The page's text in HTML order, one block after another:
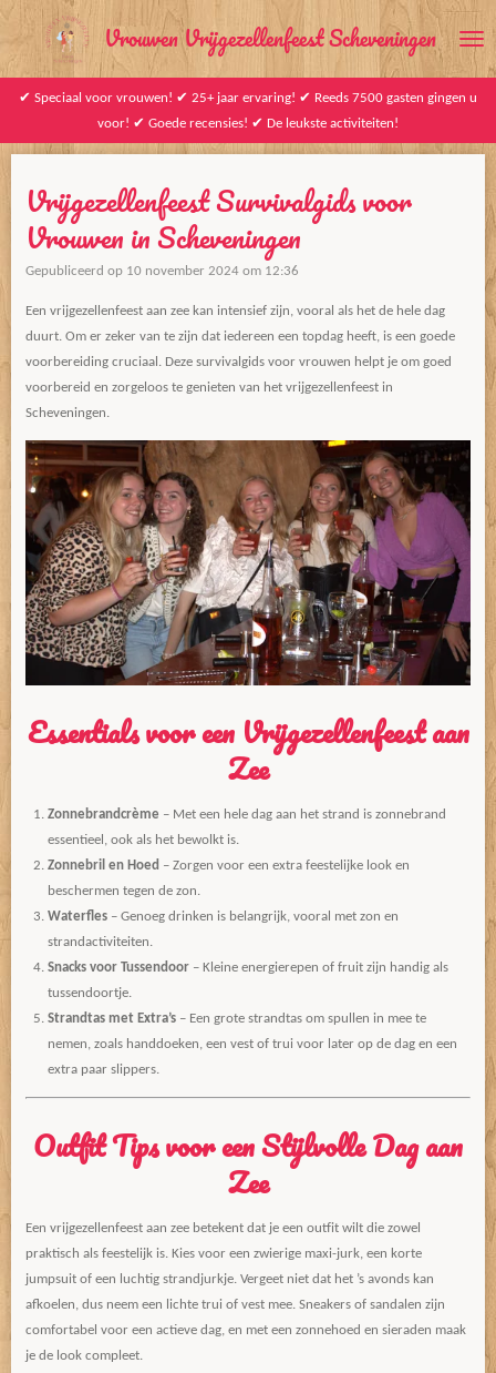
direct
naar
de
hoofdinhoud
Vrouwen Vrijgezellenfeest Scheveningen
✔ Speciaal voor vrouwen! ✔ 25+ jaar ervaring! ✔ Reeds 7500 gasten gingen u
voor! ✔ Goede recensies! ✔ De leukste activiteiten!
Vrijgezellenfeest Survivalgids voor
Vrouwen in Scheveningen
Gepubliceerd op 10 november 2024 om 12:36
Een vrijgezellenfeest aan zee kan intensief zijn, vooral als het de hele dag
duurt. Om er zeker van te zijn dat iedereen een topdag heeft, is een goede
voorbereiding cruciaal. Deze survivalgids voor vrouwen helpt je om goed
voorbereid en zorgeloos te genieten van het vrijgezellenfeest in
Scheveningen.
Essentials voor een Vrijgezellenfeest aan
Zee
Zonnebrandcrème – Met een hele dag aan het strand is zonnebrand
essentieel, ook als het bewolkt is.
Zonnebril en Hoed – Zorgen voor een extra feestelijke look en
beschermen tegen de zon.
Waterfles– Genoeg drinken is belangrijk, vooral met zon en
strandactiviteiten.
Snacks voor Tussendoor– Kleine energierepen of fruit zijn handig als
tussendoortje.
Strandtas met Extra’s– Een grote strandtas om spullen in mee te
nemen, zoals handdoeken, een vest of trui voor later op de dag en een
extra paar slippers.
Outfit Tips voor een Stijlvolle Dag aan
Zee
Een vrijgezellenfeest aan zee betekent dat je een outfit wilt die zowel
praktisch als feestelijk is. Kies voor een zwierige maxi-jurk, een korte
jumpsuit of een luchtig strandjurkje. Vergeet niet dat het ’s avonds kan
afkoelen, dus neem een lichte trui of vest mee. Sneakers of sandalen zijn
comfortabel voor een actieve dag, en met een zonnehoed en sieraden maak
je de look compleet.